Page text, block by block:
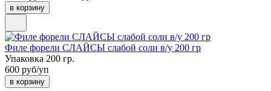
в корзину
Филе форели СЛАЙСЫ слабой соли в/у 200 гр
Упаковка 200 гр.
600 руб/уп
в корзину